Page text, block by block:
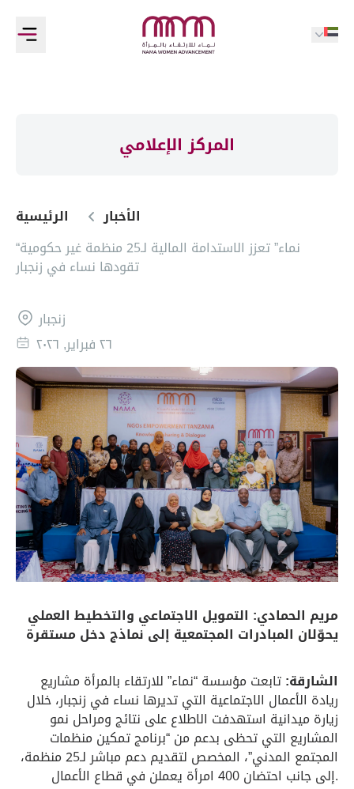
المركز الإعلامي
الرئيسية
الأخبار
“نماء” تعزز الاستدامة المالية لـ25 منظمة غير حكومية
تقودها نساء في زنجبار
زنجبار
٢٦ فبراير, ٢٠٢٦
مريم الحمادي: التمويل الاجتماعي والتخطيط العملي
يحوّلان المبادرات المجتمعية إلى نماذج دخل مستقرة
الشارقة:تابعت مؤسسة “نماء” للارتقاء بالمرأة مشاريع
ريادة الأعمال الاجتماعية التي تديرها نساء في زنجبار، خلال
زيارة ميدانية استهدفت الاطلاع على نتائج ومراحل نمو
المشاريع التي تحظى بدعم من “برنامج تمكين منظمات
المجتمع المدني”، المخصص لتقديم دعم مباشر لـ25 منظمة،
إلى جانب احتضان 400 امرأة يعملن في قطاع الأعمال.